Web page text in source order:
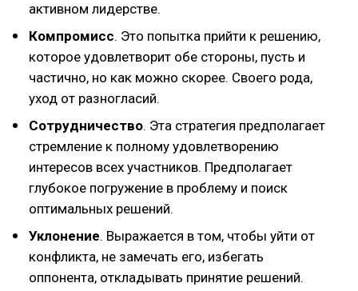
активном лидерстве.
Компромисс. Это попытка прийти к решению,
которое удовлетворит обе стороны, пусть и
частично, но как можно скорее. Своего рода,
уход от разногласий.
Сотрудничество. Эта стратегия предполагает
стремление к полному удовлетворению
интересов всех участников. Предполагает
глубокое погружение в проблему и поиск
оптимальных решений.
Уклонение. Выражается в том, чтобы уйти от
конфликта, не замечать его, избегать
оппонента, откладывать принятие решений.